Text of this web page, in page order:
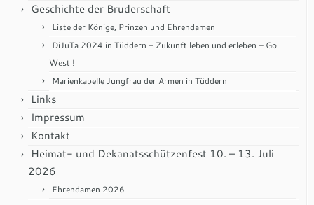
Geschichte der Bruderschaft
Liste der Könige, Prinzen und Ehrendamen
DiJuTa 2024 in Tüddern – Zukunft leben und erleben – Go
West !
Marienkapelle Jungfrau der Armen in Tüddern
Links
Impressum
Kontakt
Heimat- und Dekanatsschützenfest 10. – 13. Juli
2026
Ehrendamen 2026